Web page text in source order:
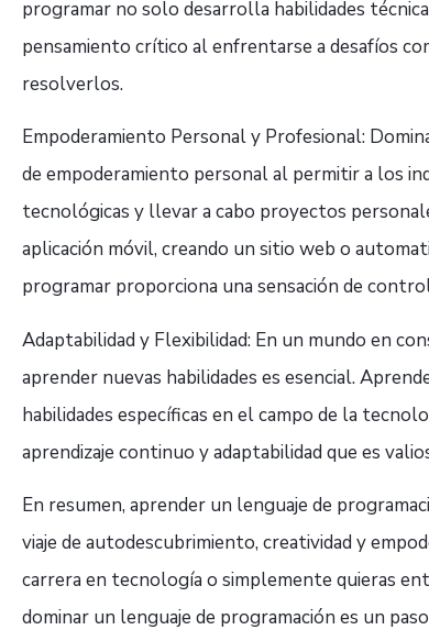
programar no solo desarrolla habilidades
pensamiento crítico al enfrentarse a desafíos
resolverlos.
Empoderamiento Personal y Profesional:
de empoderamiento personal al permitir a los
tecnológicas y llevar a cabo proyectos
aplicación móvil, creando un sitio web o
programar proporciona una sensación de
Adaptabilidad y Flexibilidad: En un mundo en
aprender nuevas habilidades es esencial.
habilidades específicas en el campo de la
aprendizaje continuo y adaptabilidad que es
En resumen, aprender un lenguaje de
viaje de autodescubrimiento, creatividad y
carrera en tecnología o simplemente quieras
dominar un lenguaje de programación es un